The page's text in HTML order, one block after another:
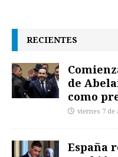
RECIENTES
de
como
viernes 7 de
España